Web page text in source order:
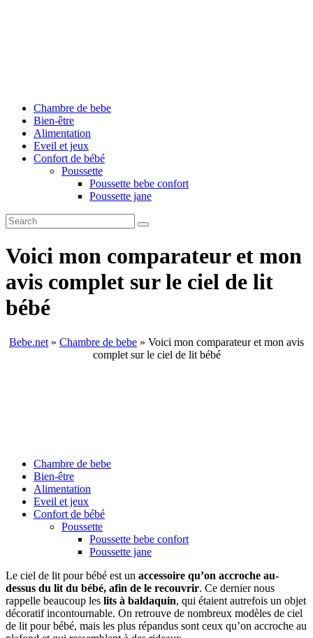
Chambre de bebe
Bien-être
Alimentation
Eveil et jeux
Confort de bébé
Poussette
Poussette bebe confort
Poussette jane
Voici mon comparateur et mon
avis complet sur le ciel de lit
bébé
Bebe.net » Chambre de bebe » Voici mon comparateur et mon avis
complet sur le ciel de lit bébé
Chambre de bebe
Bien-être
Alimentation
Eveil et jeux
Confort de bébé
Poussette
Poussette bebe confort
Poussette jane
Le ciel de lit pour bébé est un accessoire qu’on accroche au-
dessus du lit du bébé, afin de le recouvrir. Ce dernier nous
rappelle beaucoup les lits à baldaquin, qui étaient autrefois un objet
décoratif incontournable. On retrouve de nombreux modèles de ciel
de lit pour bébé, mais les plus répandus sont ceux qu’on accroche au